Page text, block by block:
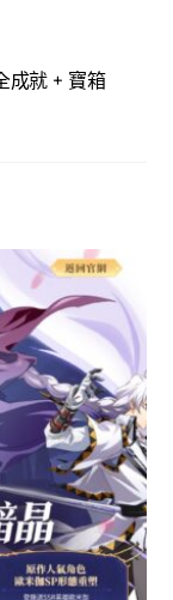
成就 + 寶箱